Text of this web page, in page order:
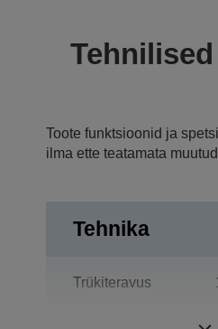
Toote funktsioonid ja
ilma ette teatamata
Tehnika
Trükiteravus